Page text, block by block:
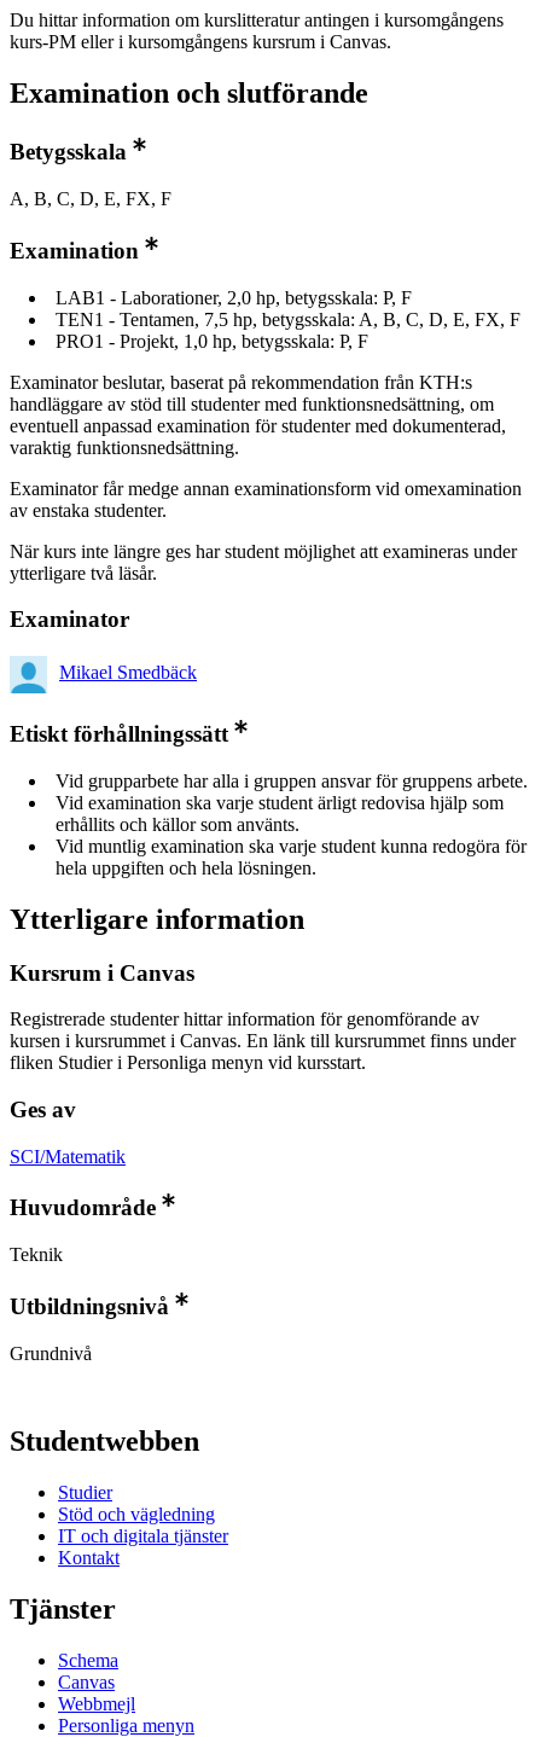
Du hittar information om kurslitteratur antingen i kursomgångens
kurs-PM eller i kursomgångens kursrum i Canvas.
Examination och slutförande
Betygsskala
A, B, C, D, E, FX, F
Examination
LAB1 - Laborationer, 2,0 hp, betygsskala: P, F
TEN1 - Tentamen, 7,5 hp, betygsskala: A, B, C, D, E, FX, F
PRO1 - Projekt, 1,0 hp, betygsskala: P, F
Examinator beslutar, baserat på rekommendation från KTH:s
handläggare av stöd till studenter med funktionsnedsättning, om
eventuell anpassad examination för studenter med dokumenterad,
varaktig funktionsnedsättning.
Examinator får medge annan examinationsform vid omexamination
av enstaka studenter.
När kurs inte längre ges har student möjlighet att examineras under
ytterligare två läsår.
Examinator
Mikael Smedbäck
Etiskt förhållningssätt
Vid grupparbete har alla i gruppen ansvar för gruppens arbete.
Vid examination ska varje student ärligt redovisa hjälp som
erhållits och källor som använts.
Vid muntlig examination ska varje student kunna redogöra för
hela uppgiften och hela lösningen.
Ytterligare information
Kursrum i Canvas
Registrerade studenter hittar information för genomförande av
kursen i kursrummet i Canvas. En länk till kursrummet finns under
fliken Studier i Personliga menyn vid kursstart.
Ges av
SCI/Matematik
Huvudområde
Teknik
Utbildningsnivå
Grundnivå
Studentwebben
Studier
Stöd och vägledning
IT och digitala tjänster
Kontakt
Tjänster
Schema
Canvas
Webbmejl
Personliga menyn